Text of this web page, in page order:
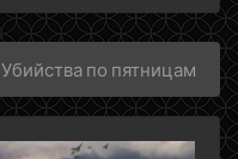
Убийства по пятницам